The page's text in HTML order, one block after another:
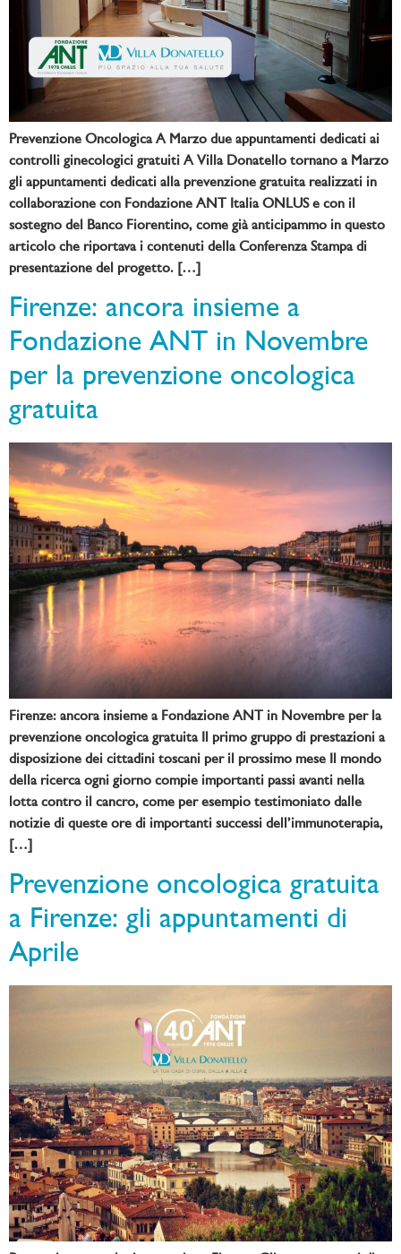
Prevenzione Oncologica A Marzo due appuntamenti dedicati ai
controlli ginecologici gratuiti A Villa Donatello tornano a Marzo
gli appuntamenti dedicati alla prevenzione gratuita realizzati in
collaborazione con Fondazione ANT Italia ONLUS e con il
sostegno del Banco Fiorentino, come già anticipammo in questo
articolo che riportava i contenuti della Conferenza Stampa di
presentazione del progetto. […]
Firenze: ancora insieme a
Fondazione ANT in Novembre
per la prevenzione oncologica
gratuita
Firenze: ancora insieme a Fondazione ANT in Novembre per la
prevenzione oncologica gratuita Il primo gruppo di prestazioni a
disposizione dei cittadini toscani per il prossimo mese Il mondo
della ricerca ogni giorno compie importanti passi avanti nella
lotta contro il cancro, come per esempio testimoniato dalle
notizie di queste ore di importanti successi dell’immunoterapia,
[…]
Prevenzione oncologica gratuita
a Firenze: gli appuntamenti di
Aprile